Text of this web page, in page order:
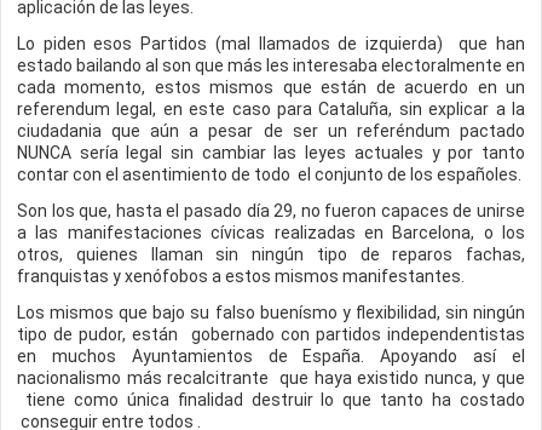
aplicación de las leyes.
Lo piden esos Partidos (mal llamados de izquierda) que han
estado bailando al son que más les interesaba electoralmente en
cada momento, estos mismos que están de acuerdo en un
referendum legal, en este caso para Cataluña, sin explicar a la
ciudadania que aún a pesar de ser un referéndum pactado
NUNCA sería legal sin cambiar las leyes actuales y por tanto
contar con el asentimiento de todo el conjunto de los españoles.
Son los que, hasta el pasado día 29, no fueron capaces de unirse
a las manifestaciones cívicas realizadas en Barcelona, o los
otros, quienes llaman sin ningún tipo de reparos fachas,
franquistas y xenófobos a estos mismos manifestantes.
Los mismos que bajo su falso buenísmo y flexibilidad, sin ningún
tipo de pudor, están gobernado con partidos independentistas
en muchos Ayuntamientos de España. Apoyando así el
nacionalismo más recalcitrante que haya existido nunca, y que
tiene como única finalidad destruir lo que tanto ha costado
conseguir entre todos .